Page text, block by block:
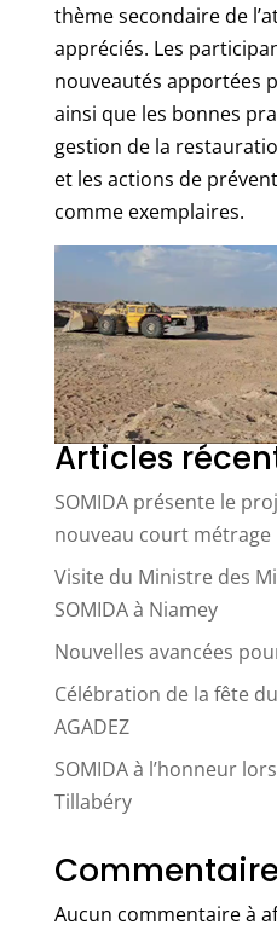
thème secondaire de
appréciés. Les
nouveautés apportées
ainsi que les bonnes
gestion de la
et les actions de
comme exemplaires.
Articles
SOMIDA présente le
nouveau court métrage
Visite du Ministre des
SOMIDA à Niamey
Nouvelles avancées
Célébration de la fête
AGADEZ
SOMIDA à l’honneur
Tillabéry
Aucun commentaire à